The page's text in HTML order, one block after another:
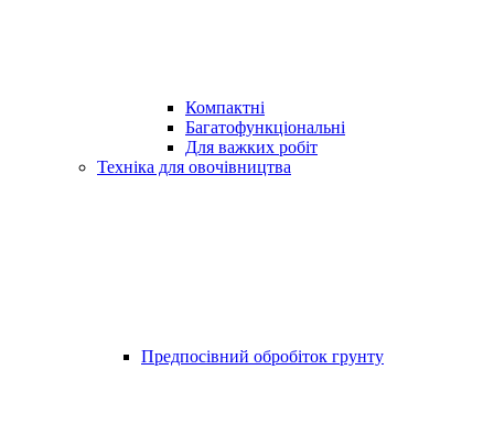
Компактні
Багатофункціональні
Для важких робіт
Техніка для овочівництва
Предпосівний обробіток грунту